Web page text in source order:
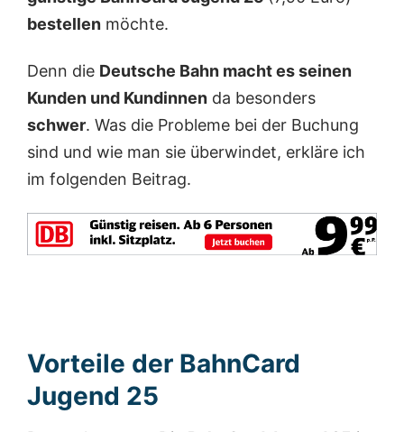
bestellen möchte.
Denn die Deutsche Bahn macht es seinen
Kunden und Kundinnen da besonders
schwer. Was die Probleme bei der Buchung
sind und wie man sie überwindet, erkläre ich
im folgenden Beitrag.
Vorteile der BahnCard
Jugend 25